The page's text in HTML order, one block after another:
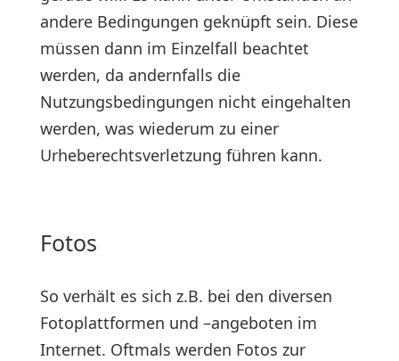
andere Bedingungen geknüpft sein. Diese
müssen dann im Einzelfall beachtet
werden, da andernfalls die
Nutzungsbedingungen nicht eingehalten
werden, was wiederum zu einer
Urheberechtsverletzung führen kann.
Fotos
So verhält es sich z.B. bei den diversen
Fotoplattformen und –angeboten im
Internet. Oftmals werden Fotos zur